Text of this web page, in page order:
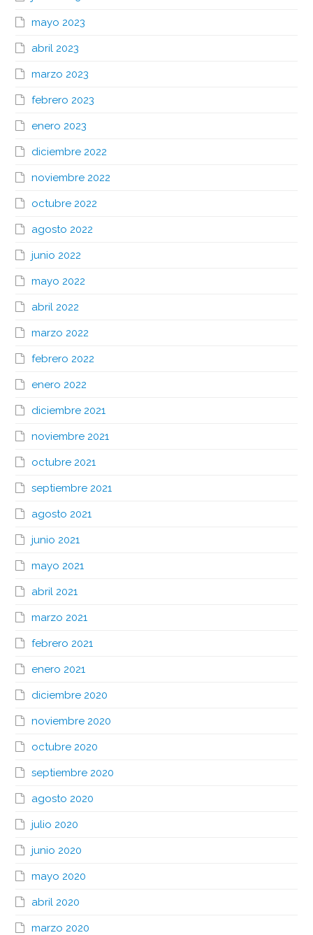
mayo 2023
abril 2023
marzo 2023
febrero 2023
enero 2023
diciembre 2022
noviembre 2022
octubre 2022
agosto 2022
junio 2022
mayo 2022
abril 2022
marzo 2022
febrero 2022
enero 2022
diciembre 2021
noviembre 2021
octubre 2021
septiembre 2021
agosto 2021
junio 2021
mayo 2021
abril 2021
marzo 2021
febrero 2021
enero 2021
diciembre 2020
noviembre 2020
octubre 2020
septiembre 2020
agosto 2020
julio 2020
junio 2020
mayo 2020
abril 2020
marzo 2020